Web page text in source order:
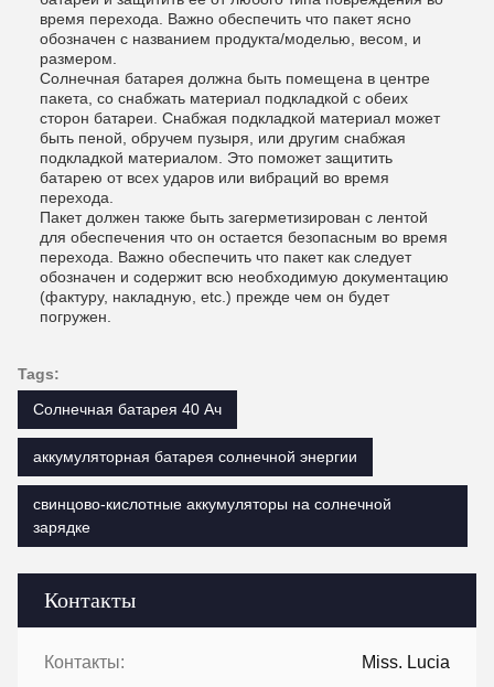
Контакты
Контакты: Miss. Lucia
время перехода. Важно обеспечить что пакет ясно
обозначен с названием продукта/моделью, весом, и
размером.
Солнечная батарея должна быть помещена в центре
пакета, со снабжать материал подкладкой с обеих
сторон батареи. Снабжая подкладкой материал может
быть пеной, обручем пузыря, или другим снабжая
подкладкой материалом. Это поможет защитить
батарею от всех ударов или вибраций во время
перехода.
Пакет должен также быть загерметизирован с лентой
для обеспечения что он остается безопасным во время
перехода. Важно обеспечить что пакет как следует
обозначен и содержит всю необходимую документацию
(фактуру, накладную, etc.) прежде чем он будет
погружен.
Tags:
Солнечная батарея 40 Ач
аккумуляторная батарея солнечной энергии
свинцово-кислотные аккумуляторы на солнечной
зарядке